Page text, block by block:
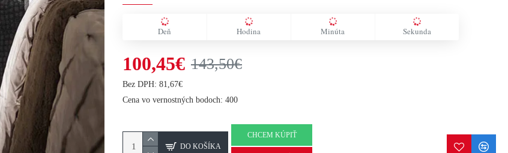
Deň Hodina Minúta Sekunda
100,45€ 143,50€
Bez DPH: 81,67€
Cena vo vernostných bodoch: 400
DO KOŠÍKA
CHCEM KÚPIŤ